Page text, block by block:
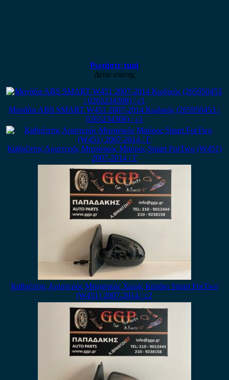
Ρωτήστε τιμή
Δείτε επίσης
Μονάδα ABS SMART W451 2007-2014 Κωδικός (265950453 /
0265234308) / c1
Καθρέπτης Αριστερός Μηχανικός Μαύρος Smart ForTwo (W451)
2007-2014 / Γ
Καθρέπτης Αριστερός Μηχανικός Χωρίς Καπάκι Smart ForTwo
(W451) 2007-2014 / c2